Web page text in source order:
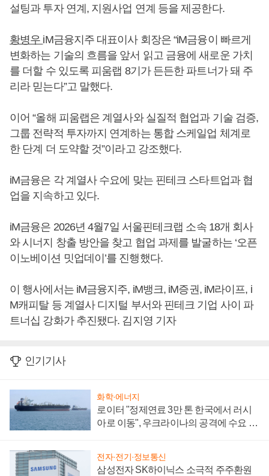
설팅과 투자 연계, 지원사업 연계 등을 제공한다.
황병우 iM금융지주 대표이사 회장은 “iM금융이 빠르게
변화하는 기술의 흐름을 앞서 읽고 금융에 새로운 가치
를 더할 수 있도록 피움랩 8기가 든든한 파트너가 돼 주
리라 믿는다”고 말했다.
이어 “올해 피움랩은 계열사와 실질적 협업과 기술 검증,
그룹 전략적 투자까지 연계하는 통합 스케일업 체계로
한 단계 더 도약할 것”이라고 강조했다.
iM금융은 각 계열사 수요에 맞는 핀테크 스타트업과 협
업을 지속하고 있다.
iM금융은 2026년 4월7일 서울핀테크랩 소속 18개 회사
와 시너지 창출 방안을 찾고 협업 과제를 발굴하는 ‘오픈
이노베이션 밋업데이’를 진행했다.
이 행사에서는 iM금융지주, iM뱅크, iM증권, iM라이프, i
M캐피탈 등 계열사 디지털 부서와 핀테크 기업 사이 파
트너십 강화가 추진됐다. 김지영 기자
인기기사
화학·에너지
로이터 "정제연료 3만 톤 한국에서 러시
아로 이동", 우크라이나의 공격에 수요 늘
전자·전기·정보통신
삼성전자 SK하이닉스 소극적 주주환원